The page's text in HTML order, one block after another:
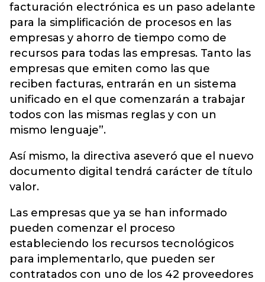
facturación electrónica es un paso adelante
para la simplificación de procesos en las
empresas y ahorro de tiempo como de
recursos para todas las empresas. Tanto las
empresas que emiten como las que
reciben facturas, entrarán en un sistema
unificado en el que comenzarán a trabajar
todos con las mismas reglas y con un
mismo lenguaje”.
Así mismo, la directiva aseveró que el nuevo
documento digital tendrá carácter de título
valor.
Las empresas que ya se han informado
pueden comenzar el proceso
estableciendo los recursos tecnológicos
para implementarlo, que pueden ser
contratados con uno de los 42 proveedores